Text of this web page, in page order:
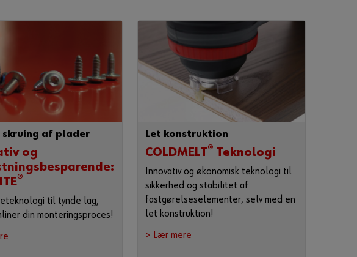
u
g
t
n
a
d
g
skruing af plader
og
®
til tynde lag,
din monteringsproces!
Let konstruktion
COLDMELT® Teknologi
Innovativ og økonomisk teknologi til
sikkerhed og stabilitet af
fastgørelseselementer, selv med en
let konstruktion!
> Lær mere